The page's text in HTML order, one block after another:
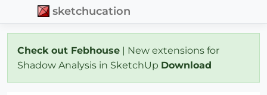
sketchucation
Check out Febhouse | New extensions for
Shadow Analysis in SketchUp Download